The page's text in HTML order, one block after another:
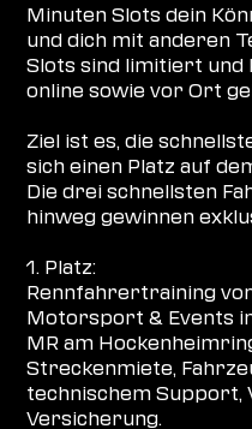
Minuten Slots dein
und dich mit anderen
Slots sind limitiert und
online sowie vor Ort
Ziel ist es, die
sich einen Platz auf
Die drei schnellsten
hinweg gewinnen
1. Platz:
Rennfahrertraining
Motorsport & Events
MR am
Streckenmiete,
technischem Support,
Versicherung.